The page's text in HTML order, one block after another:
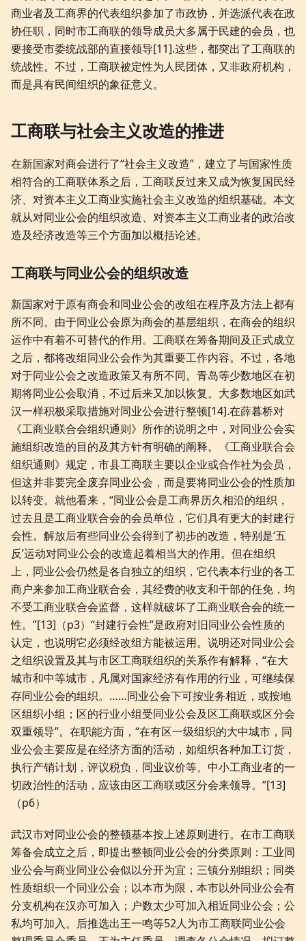
商业者及工商界的代表组织参加了市政协，并选派代表在政
协任职，同时市工商联的领导成员大多属于民建的会员，也
要接受市委统战部的直接领导[11].这些，都突出了工商联的
统战性。不过，工商联被定性为人民团体，又非政府机构，
而是具有民间组织的象征意义。
工商联与社会主义改造的推进
在新国家对商会进行了“社会主义改造”，建立了与国家性质
相符合的工商联体系之后，工商联反过来又成为恢复国民经
济、对资本主义工商业实施社会主义改造的组织基础。本文
就从对同业公会的组织改造、对资本主义工商业者的政治改
造及经济改造等三个方面加以概括论述。
工商联与同业公会的组织改造
新国家对于原有商会和同业公会的改组在程序及方法上都有
所不同。由于同业公会原为商会的基层组织，在商会的组织
运作中有着不可替代的作用。工商联在筹备期间及正式成立
之后，都将改组同业公会作为其重要工作内容。不过，各地
对于同业公会之改造政策又有所不同。青岛等少数地区在初
期将同业公会取消，不过后来又加以恢复。大多数地区如武
汉一样积极采取措施对同业公会进行整顿[14].在薛暮桥对
《工商业联合会组织通则》所作的说明之中，对同业公会实
施组织改造的目的及其方针有明确的阐释。《工商业联合会
组织通则》规定，市县工商联主要以企业或合作社为会员，
但这并非要完全废弃同业公会，而是要将同业公会的性质加
以转变。就他看来，“同业公会是工商界历久相沿的组织，
过去且是工商业联合会的会员单位，它们具有更大的封建行
会性。解放后有些同业公会得到了初步的改造，特别是‘五
反’运动对同业公会的改造起着相当大的作用。但在组织
上，同业公会仍然是各自独立的组织，它代表本行业的各工
商户来参加工商业联合会，其经费的收支和干部的任免，均
不受工商业联合会监督，这样就破坏了工商业联合会的统一
性。”[13]（p3）“封建行会性”是政府对旧同业公会性质的
认定，也说明它必须经改组方能被运用。说明还对同业公会
之组织设置及其与市区工商联组织的关系作有解释，“在大
城市和中等城市，凡属对国家经济有作用的行业，可继续保
存同业公会的组织。……同业公会下可按业务相近，或按地
区组织小组；区的行业小组受同业公会及区工商联或区分会
双重领导”。在职能方面，“在有区一级组织的大中城市，同
业公会主要应是在经济方面的活动，如组织各种加工订货，
执行产销计划，评议税负，同业议价等。中小工商业者的一
切政治性的活动，应该由区工商联或区分会来领导。”[13]
（p6）
武汉市对同业公会的整顿基本按上述原则进行。在市工商联
筹备会成立之后，即提出整顿同业公会的分类原则：工业同
业公会与商业同业公会似以分开为宜；三镇分别组织；同类
性质组织一个同业公会；以本市为限，本市以外同业公会有
分支机构在汉亦可加入；户数太少可加入相近同业公会；公
私均可加入。后推选出王一鸣等52人为市工商联同业公会